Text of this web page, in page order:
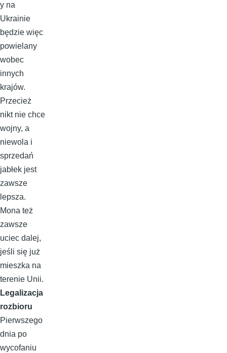
y na
Ukrainie
będzie więc
powielany
wobec
innych
krajów.
Przecież
nikt nie chce
wojny, a
niewola i
sprzedań
jabłek jest
zawsze
lepsza.
Mona też
zawsze
uciec dalej,
jeśli się już
mieszka na
terenie Unii.
Legalizacja
rozbioru
Pierwszego
dnia po
wycofaniu